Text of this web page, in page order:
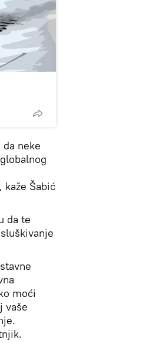
neke
Šabić
da te
moći
vaše